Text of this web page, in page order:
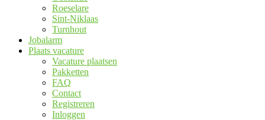
Roeselare
Sint-Niklaas
Turnhout
Jobalarm
Plaats vacature
Vacature plaatsen
Pakketten
FAQ
Contact
Registreren
Inloggen